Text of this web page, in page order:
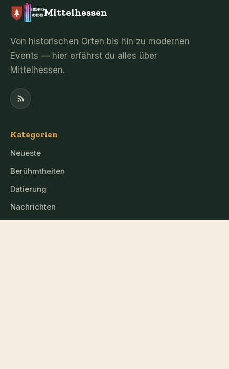
Mittelhessen
Von historischen Orten bis hin zu modernen
Events — hier erfährst du alles über
Mittelhessen.
Kategorien
Neueste
Berühmtheiten
Datierung
Nachrichten